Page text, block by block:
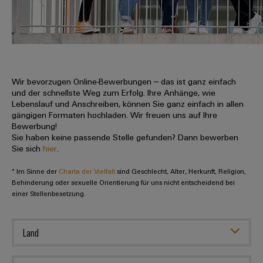
erlebbar
werden.
Datencenter
Produkte
für
Rechenzentren
–
effizient,
zuverlässig,
skalierbar
Energiespeicher
Lösungen
und
Anschlusstechnologie
DC-
u-
OS
Edge
Computing
Industrial
5G
Single
Leiterplattenklemmen
Gehäusesysteme
komponenten
Kabeleinführungssysteme
und
-
komponenten
Anschlussleitungen,
Patchkabel
Fast
Delivery
Beratung
und
digitale
Planung
easyConnect
-
Ihre
uns
Promotionfahrzeug
Distribution
Info
für
unsere
Partner
Vertrieb
Weidmüller
Zahlen
Unser
Vorstand
Nachhaltigkeit
Academy
People
Karriere
Stellen
für
Berufserfahrene
Für
Studierende
Werkstudententätigkeiten
Praktika
Abschlussarbeiten
Wir bevorzugen Online-Bewerbungen – das ist ganz einfach
und der schnellste Weg zum Erfolg. Ihre Anhänge, wie
Lebenslauf und Anschreiben, können Sie ganz einfach in allen
gängigen Formaten hochladen. Wir freuen uns auf Ihre
Bewerbung!
Sie haben keine passende Stelle gefunden? Dann bewerben
Sie sichhier
* Im Sinne der Charta der Vielfalt sind Geschlecht, Alter, Herkunft, Religion,
Behinderung oder sexuelle Orientierung für uns nicht entscheidend bei
einer Stellenbesetzung.
Land